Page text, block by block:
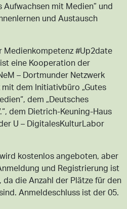
Aufwachsen mit Medien” und
und Austausch
Medienkompetenz #Up2date
eine Kooperation der
– Dortmunder Netzwerk
dem Initiativbüro „Gutes
dem „Deutsches
dem Dietrich-Keuning-Haus
U – DigitalesKulturLabor
kostenlos angeboten, aber
und Registrierung ist
die Anzahl der Plätze für den
Anmeldeschluss ist der 05.